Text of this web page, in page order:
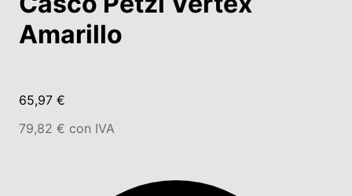
Amarillo
65,97 €
79,82 € con IVA